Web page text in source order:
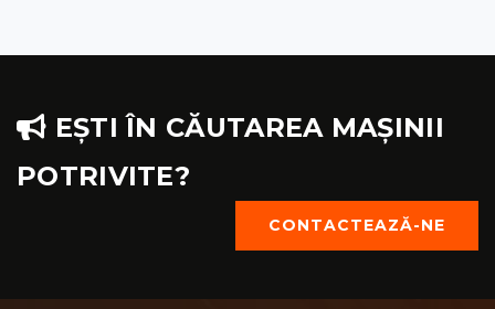
EȘTI ÎN CĂUTAREA MAȘINII
POTRIVITE?
CONTACTEAZĂ-NE